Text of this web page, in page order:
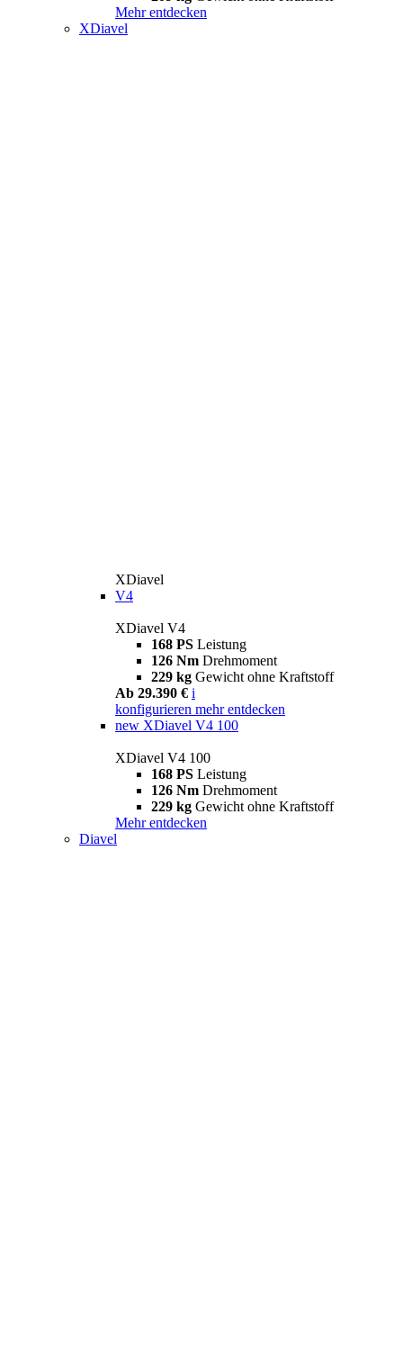
Mehr entdecken
XDiavel
XDiavel
V4
XDiavel V4
168 PS Leistung
126 Nm Drehmoment
229 kg Gewicht ohne Kraftstoff
Ab 29.390 € i
konfigurieren mehr entdecken
new XDiavel V4 100
XDiavel V4 100
168 PS Leistung
126 Nm Drehmoment
229 kg Gewicht ohne Kraftstoff
Mehr entdecken
Diavel